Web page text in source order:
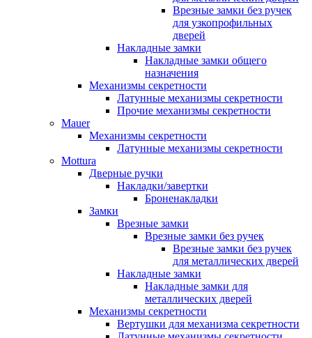
Врезные замки без ручек
для узкопрофильных
дверей
Накладные замки
Накладные замки общего
назначения
Механизмы секретности
Латунные механизмы секретности
Прочие механизмы секретности
Mauer
Механизмы секретности
Латунные механизмы секретности
Mottura
Дверные ручки
Накладки/завертки
Броненакладки
Замки
Врезные замки
Врезные замки без ручек
Врезные замки без ручек
для металлических дверей
Накладные замки
Накладные замки для
металлических дверей
Механизмы секретности
Вертушки для механизма секретности